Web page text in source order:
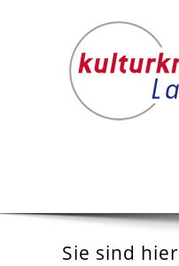
Sie sind hier